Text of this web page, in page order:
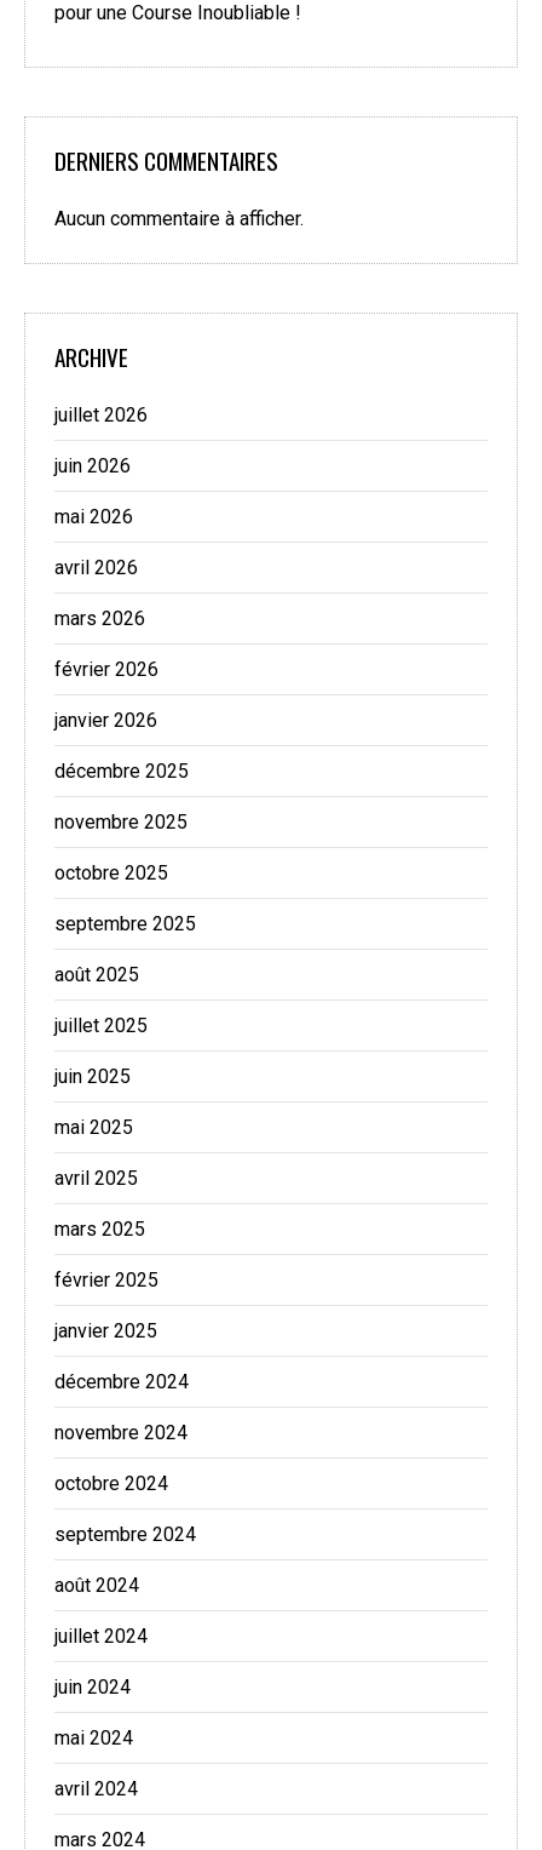
pour une Course Inoubliable !
DERNIERS COMMENTAIRES
Aucun commentaire à afficher.
ARCHIVE
juillet 2026
juin 2026
mai 2026
avril 2026
mars 2026
février 2026
janvier 2026
décembre 2025
novembre 2025
octobre 2025
septembre 2025
août 2025
juillet 2025
juin 2025
mai 2025
avril 2025
mars 2025
février 2025
janvier 2025
décembre 2024
novembre 2024
octobre 2024
septembre 2024
août 2024
juillet 2024
juin 2024
mai 2024
avril 2024
mars 2024